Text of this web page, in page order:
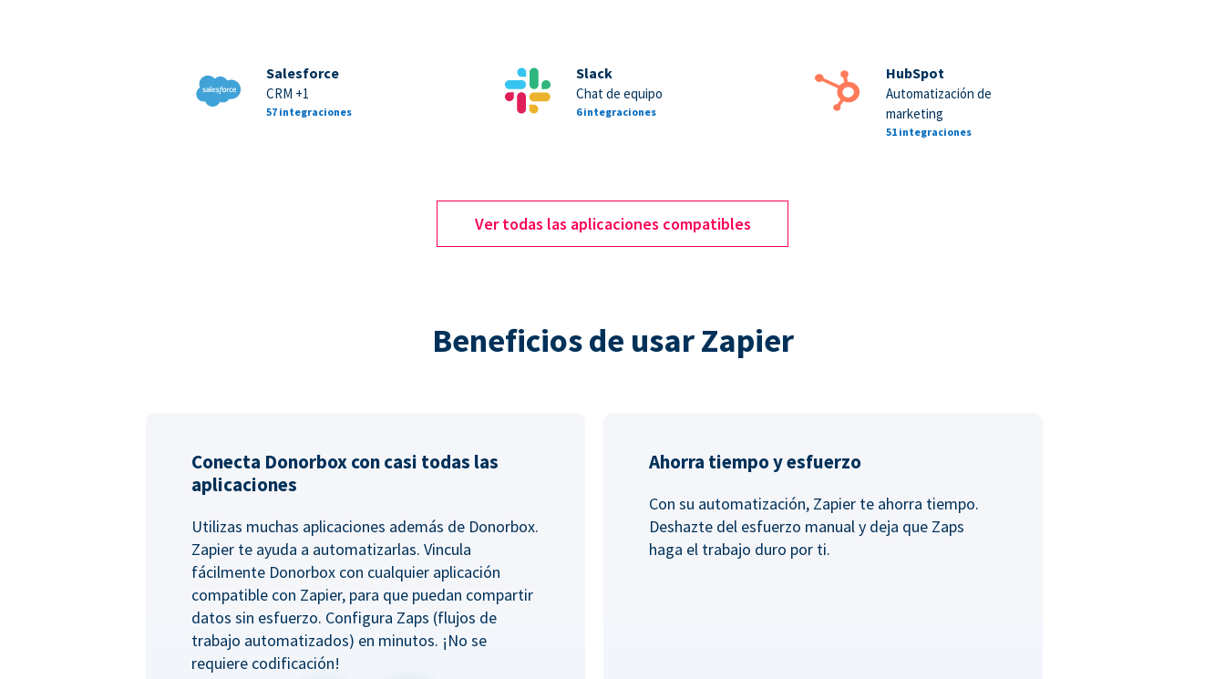
Salesforce
CRM +1
57 integraciones
Slack
Chat de equipo
6 integraciones
HubSpot
Automatización de
marketing
51 integraciones
Ver todas las aplicaciones compatibles
Beneficios de usar Zapier
Conecta Donorbox con casi todas las
aplicaciones
Utilizas muchas aplicaciones además de Donorbox.
Zapier te ayuda a automatizarlas. Vincula
fácilmente Donorbox con cualquier aplicación
compatible con Zapier, para que puedan compartir
datos sin esfuerzo. Configura Zaps (flujos de
trabajo automatizados) en minutos. ¡No se
requiere codificación!
Ahorra tiempo y esfuerzo
Con su automatización, Zapier te ahorra tiempo.
Deshazte del esfuerzo manual y deja que Zaps
haga el trabajo duro por ti.